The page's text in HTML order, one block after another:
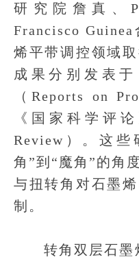
研究院詹真、
Francisco
烯平带调控领域
成果分别发表于
（Reports on
《国家科学评
Review）。这
角”到“魔角”的角
与扭转角对石墨
制。
转角双层石墨